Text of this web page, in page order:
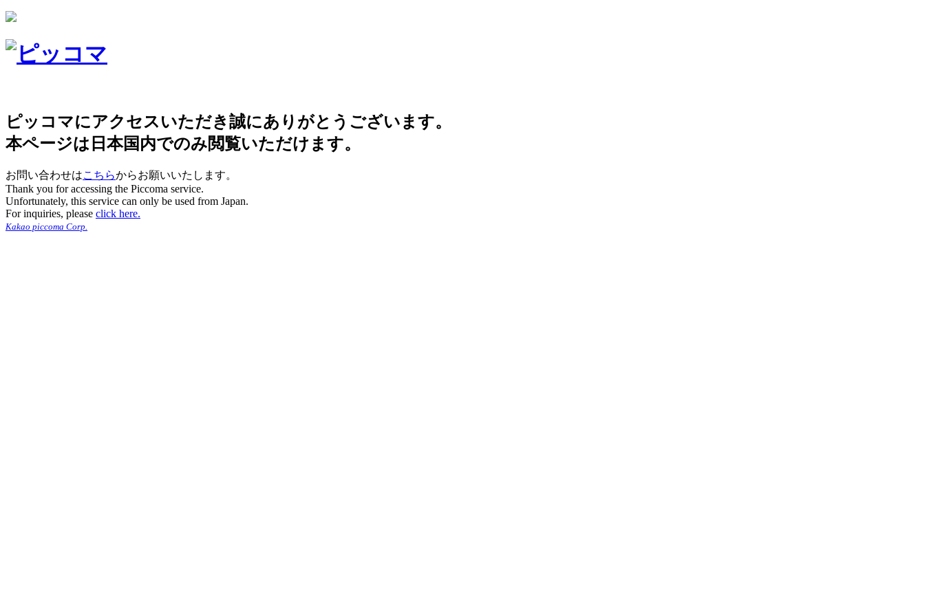
ピッコマにアクセスいただき誠にありがとうございます。
本ページは日本国内でのみ閲覧いただけます。
お問い合わせはこちらからお願いいたします。
Thank you for accessing the Piccoma service.
Unfortunately, this service can only be used from Japan.
For inquiries, please click here.
Kakao piccoma Corp.